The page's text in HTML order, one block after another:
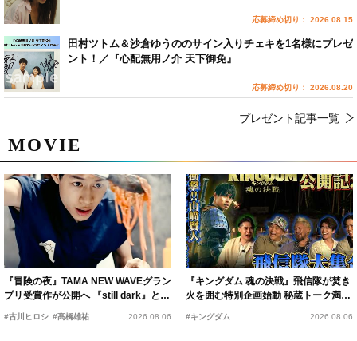
MOVIE
『冒険の夜』TAMA NEW WAVEグラン
プリ受賞作が公開へ 『still dark』と同
時上映決定
#古川ヒロシ #髙橋雄祐 2026.08.06
『キングダム 魂の決戦』飛信隊が焚き
火を囲む特別企画始動 秘蔵トーク満載
の“キングダムキャンプ”開催
#キングダム 2026.08.06
応募締め切り： 2026.08.15
田村ツトム＆沙倉ゆうののサイン入りチェキを1名様にプレゼ
ント！／『心配無用ノ介 天下御免』
応募締め切り： 2026.08.20
プレゼント記事一覧